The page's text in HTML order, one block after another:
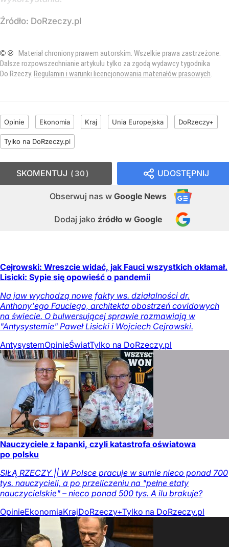
Źródło: DoRzeczy.pl
© ℗ Materiał chroniony prawem autorskim. Wszelkie prawa zastrzeżone.
Dalsze rozpowszechnianie artykułu tylko za zgodą wydawcy tygodnika
Do Rzeczy. Regulamin i warunki licencjonowania materiałów prasowych.
Opinie Ekonomia Kraj Unia Europejska DoRzeczy+
Tylko na DoRzeczy.pl
UDOSTĘPNIJ
Obserwuj nas w Google News
Dodaj jako źródło w Google
SKOMENTUJ 30
Cejrowski: Wreszcie widać, jak Fauci wszystkich okłamał.
Lisicki: Sypie się opowieść o pandemii
Na jaw wychodzą nowe fakty ws. działalności dr.
Anthony'ego Fauciego, architekta obostrzeń covidowych
na świecie. O bulwersującej sprawie rozmawiają w
"Antysystemie" Paweł Lisicki i Wojciech Cejrowski.
AntysystemOpinieŚwiatTylko na DoRzeczy.pl
Nauczyciele z łapanki, czyli katastrofa oświatowa
po polsku
SIŁĄ RZECZY || W Polsce pracuje w sumie nieco ponad 700
tys. nauczycieli, a po przeliczeniu na "pełne etaty
nauczycielskie" – nieco ponad 500 tys. A ilu brakuje?
OpinieEkonomiaKrajDoRzeczy+Tylko na DoRzeczy.pl